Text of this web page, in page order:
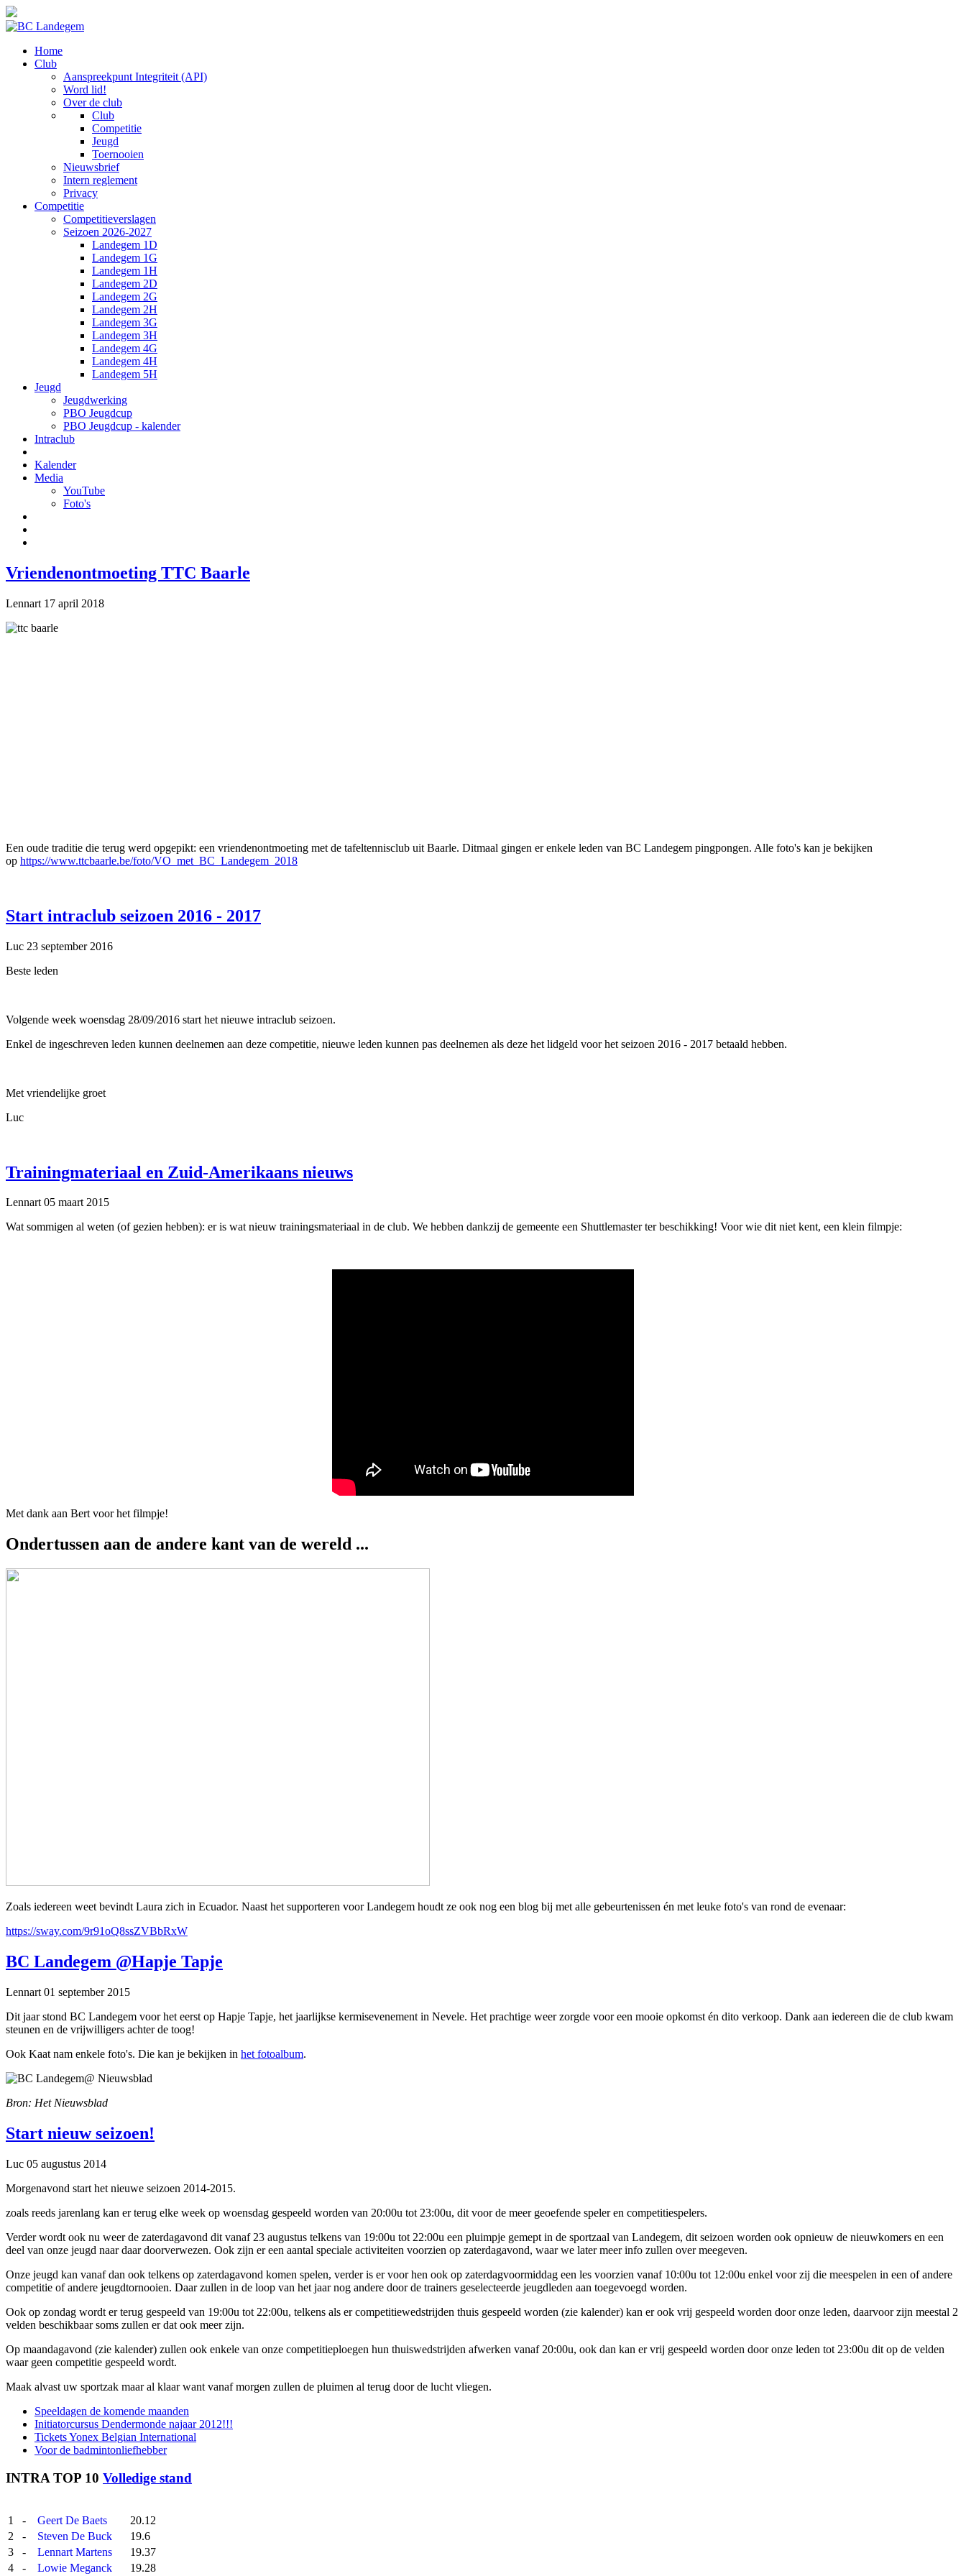
Home
Club
Aanspreekpunt Integriteit (API)
Word lid!
Over de club
Club
Competitie
Jeugd
Toernooien
Nieuwsbrief
Intern reglement
Privacy
Competitie
Competitieverslagen
Seizoen 2026-2027
Landegem 1D
Landegem 1G
Landegem 1H
Landegem 2D
Landegem 2G
Landegem 2H
Landegem 3G
Landegem 3H
Landegem 4G
Landegem 4H
Landegem 5H
Jeugd
Jeugdwerking
PBO Jeugdcup
PBO Jeugdcup - kalender
Intraclub
Kalender
Media
YouTube
Foto's
Vriendenontmoeting TTC Baarle
Lennart 17 april 2018
Een oude traditie die terug werd opgepikt: een vriendenontmoeting met de tafeltennisclub uit Baarle. Ditmaal gingen er enkele leden van BC Landegem pingpongen. Alle foto's kan je bekijken
op https://www.ttcbaarle.be/foto/VO_met_BC_Landegem_2018
Start intraclub seizoen 2016 - 2017
Luc 23 september 2016
Beste leden
Volgende week woensdag 28/09/2016 start het nieuwe intraclub seizoen.
Enkel de ingeschreven leden kunnen deelnemen aan deze competitie, nieuwe leden kunnen pas deelnemen als deze het lidgeld voor het seizoen 2016 - 2017 betaald hebben.
Met vriendelijke groet
Luc
Trainingmateriaal en Zuid-Amerikaans nieuws
Lennart 05 maart 2015
Wat sommigen al weten (of gezien hebben): er is wat nieuw trainingsmateriaal in de club. We hebben dankzij de gemeente een Shuttlemaster ter beschikking! Voor wie dit niet kent, een klein filmpje:
Met dank aan Bert voor het filmpje!
Ondertussen aan de andere kant van de wereld ...
Zoals iedereen weet bevindt Laura zich in Ecuador. Naast het supporteren voor Landegem houdt ze ook nog een blog bij met alle gebeurtenissen én met leuke foto's van rond de evenaar:
https://sway.com/9r91oQ8ssZVBbRxW
BC Landegem @Hapje Tapje
Lennart 01 september 2015
Dit jaar stond BC Landegem voor het eerst op Hapje Tapje, het jaarlijkse kermisevenement in Nevele. Het prachtige weer zorgde voor een mooie opkomst én dito verkoop. Dank aan iedereen die de club kwam
steunen en de vrijwilligers achter de toog!
Ook Kaat nam enkele foto's. Die kan je bekijken in het fotoalbum.
Bron: Het Nieuwsblad
Start nieuw seizoen!
Luc 05 augustus 2014
Morgenavond start het nieuwe seizoen 2014-2015.
zoals reeds jarenlang kan er terug elke week op woensdag gespeeld worden van 20:00u tot 23:00u, dit voor de meer geoefende speler en competitiespelers.
Verder wordt ook nu weer de zaterdagavond dit vanaf 23 augustus telkens van 19:00u tot 22:00u een pluimpje gemept in de sportzaal van Landegem, dit seizoen worden ook opnieuw de nieuwkomers en een
deel van onze jeugd naar daar doorverwezen. Ook zijn er een aantal speciale activiteiten voorzien op zaterdagavond, waar we later meer info zullen over meegeven.
Onze jeugd kan vanaf dan ook telkens op zaterdagavond komen spelen, verder is er voor hen ook op zaterdagvoormiddag een les voorzien vanaf 10:00u tot 12:00u enkel voor zij die meespelen in een of andere
competitie of andere jeugdtornooien. Daar zullen in de loop van het jaar nog andere door de trainers geselecteerde jeugdleden aan toegevoegd worden.
Ook op zondag wordt er terug gespeeld van 19:00u tot 22:00u, telkens als er competitiewedstrijden thuis gespeeld worden (zie kalender) kan er ook vrij gespeeld worden door onze leden, daarvoor zijn meestal 2
velden beschikbaar soms zullen er dat ook meer zijn.
Op maandagavond (zie kalender) zullen ook enkele van onze competitieploegen hun thuiswedstrijden afwerken vanaf 20:00u, ook dan kan er vrij gespeeld worden door onze leden tot 23:00u dit op de velden
waar geen competitie gespeeld wordt.
Maak alvast uw sportzak maar al klaar want vanaf morgen zullen de pluimen al terug door de lucht vliegen.
Speeldagen de komende maanden
Initiatorcursus Dendermonde najaar 2012!!!
Tickets Yonex Belgian International
Voor de badmintonliefhebber
INTRA TOP 10 Volledige stand
1 - Geert De Baets
20.12
2
- Steven De Buck
19.6
3
- Lennart Martens
19.37
4
- Lowie Meganck 19.28